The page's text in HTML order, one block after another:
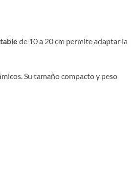
de 10 a 20 cm permite adaptar la
Su tamaño compacto y peso